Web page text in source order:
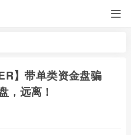
】带单类资金盘骗
，远离！